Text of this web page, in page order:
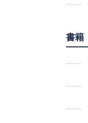
書籍